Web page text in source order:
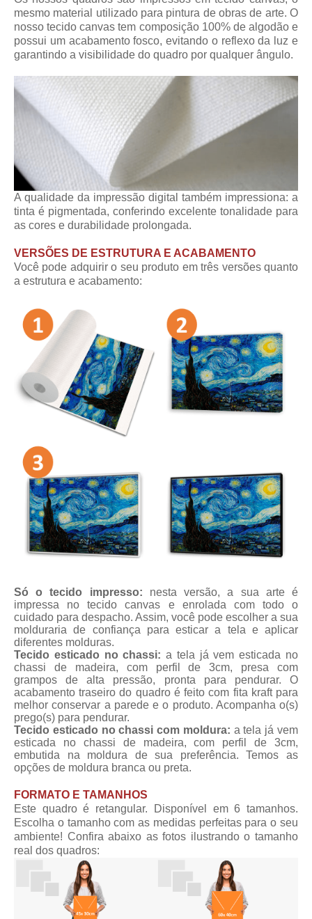
mesmo material utilizado para pintura de obras de arte. O
nosso tecido canvas tem composição 100% de algodão e
possui um acabamento fosco, evitando o reflexo da luz e
garantindo a visibilidade do quadro por qualquer ângulo.
A qualidade da impressão digital também impressiona: a
tinta é pigmentada, conferindo excelente tonalidade para
as cores e durabilidade prolongada.
VERSÕES DE ESTRUTURA E ACABAMENTO
Você pode adquirir o seu produto em três versões quanto
a estrutura e acabamento:
Só o tecido impresso: nesta versão, a sua arte é
impressa no tecido canvas e enrolada com todo o
cuidado para despacho. Assim, você pode escolher a sua
molduraria de confiança para esticar a tela e aplicar
diferentes molduras.
Tecido esticado no chassi: a tela já vem esticada no
chassi de madeira, com perfil de 3cm, presa com
grampos de alta pressão, pronta para pendurar. O
acabamento traseiro do quadro é feito com fita kraft para
melhor conservar a parede e o produto. Acompanha o(s)
prego(s) para pendurar.
Tecido esticado no chassi com moldura: a tela já vem
esticada no chassi de madeira, com perfil de 3cm,
embutida na moldura de sua preferência. Temos as
opções de moldura branca ou preta.
FORMATO E TAMANHOS
Este quadro é retangular. Disponível em 6 tamanhos.
Escolha o tamanho com as medidas perfeitas para o seu
ambiente! Confira abaixo as fotos ilustrando o tamanho
real dos quadros: